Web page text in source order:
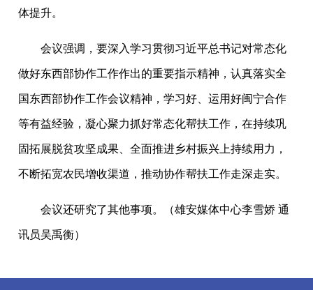
体提升。
会议强调，要深入学习贯彻习近平总书记对常态化
做好东西部协作工作作出的重要指示精神，认真落实全
国东西部协作工作会议精神，学习好、运用好闽宁合作
等有益经验，凝心聚力抓好常态化帮扶工作，在持续巩
固拓展脱贫攻坚成果、全面推进乡村振兴上持续用力，
不断拓宽农民增收渠道，推动协作帮扶工作走深走实。
会议还研究了其他事项。（雄安媒体中心李雪娇 通
讯员吴禹衡）